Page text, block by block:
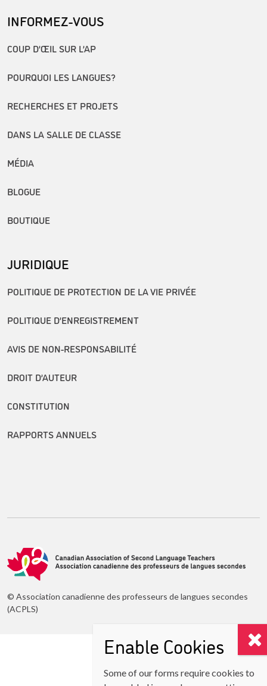
INFORMEZ-VOUS
COUP D’ŒIL SUR L’AP
POURQUOI LES LANGUES?
RECHERCHES ET PROJETS
DANS LA SALLE DE CLASSE
MÉDIA
BLOGUE
BOUTIQUE
JURIDIQUE
POLITIQUE DE PROTECTION DE LA VIE PRIVÉE
POLITIQUE D’ENREGISTREMENT
AVIS DE NON-RESPONSABILITÉ
DROIT D’AUTEUR
CONSTITUTION
RAPPORTS ANNUELS
© Association canadienne des professeurs de langues secondes
(ACPLS)
Enable Cookies
Some of our forms require cookies to